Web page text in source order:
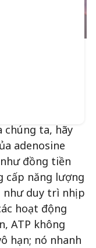
triển
trọng của
chúng ta, hãy
adenosine
đồng tiền
cấp năng lượng
như duy trì nhịp
hoạt động
ATP không
hạn; nó nhanh